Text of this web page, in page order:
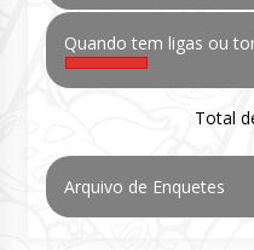
Quando tem ligas ou
Total
Arquivo de Enquetes